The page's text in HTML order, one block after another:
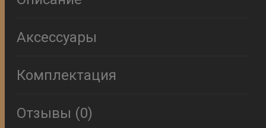
Аксессуары
Комплектация
Отзывы (0)